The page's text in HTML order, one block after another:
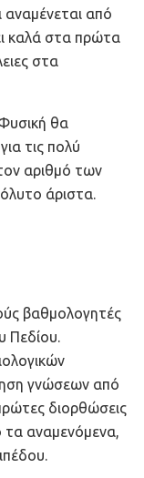
αναμένεται από
καλά στα πρώτα
στα
Φυσική θα
τις πολύ
αριθμό των
άριστα.
βαθμολογητές
Πεδίου.
γνώσεων από
διορθώσεις
αναμενόμενα,